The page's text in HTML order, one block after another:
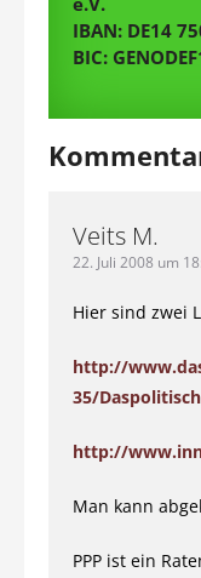
IBAN: DE14
BIC:
Veits M.
22. Juli 2008 um
Hier sind zwei
http://
35/
http://
Man kann
PPP ist ein